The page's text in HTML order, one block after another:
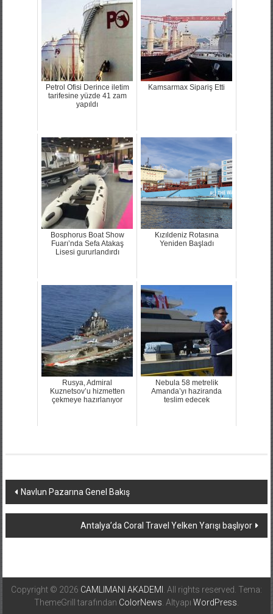
Petrol Ofisi Derince iletim
tarifesine yüzde 41 zam
yapıldı
Kamsarmax Sipariş Etti
Bosphorus Boat Show
Fuarı’nda Sefa Atakaş
Lisesi gururlandırdı
Kızıldeniz Rotasına
Yeniden Başladı
Rusya, Admiral
Kuznetsov’u hizmetten
çekmeye hazırlanıyor
Nebula 58 metrelik
Amanda’yı haziranda
teslim edecek
Yazı
dolaşımı
Navlun Pazarına Genel Bakış
Antalya’da Coral Travel Yelken Yarışı başlıyor
Copyright © 2026 CAMLIMANI AKADEMI
. All rights reserved. Tema:
ThemeGrill tarafından ColorNews . Altyapı WordPress